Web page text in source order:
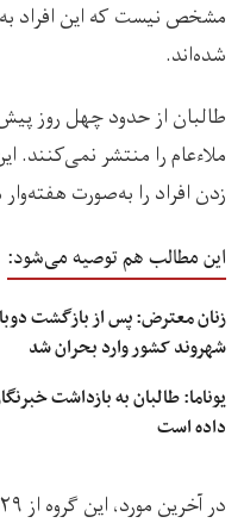
مشخص نیست که این افراد
شده‌اند.
طالبان از حدود چهل روز
ملاءعام را منتشر نمی‌کنند.
زدن افراد را به‌صورت
این مطالب هم توصیه می‌شود:
زنان معترض: پس از بازگشت
شهروند کشور وارد بحران شد
یوناما: طالبان به بازداشت
داده است